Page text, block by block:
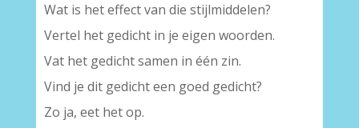
Wat is het effect van die stijlmiddelen?
Vertel het gedicht in je eigen woorden.
Vat het gedicht samen in één zin.
Vind je dit gedicht een goed gedicht?
Zo ja, eet het op.